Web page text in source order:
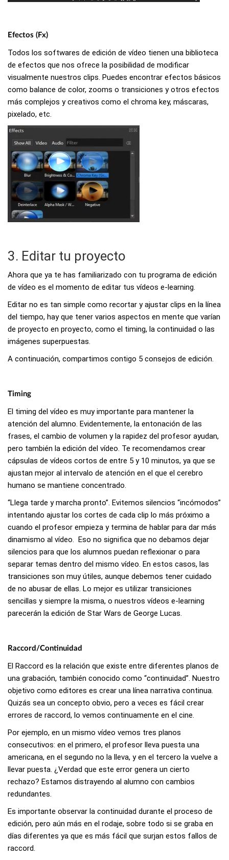
Efectos (Fx)
Todos los softwares de edición de vídeo tienen una biblioteca
de efectos que nos ofrece la posibilidad de modificar
visualmente nuestros clips. Puedes encontrar efectos básicos
como balance de color, zooms o transiciones y otros efectos
más complejos y creativos como el chroma key, máscaras,
pixelado, etc.
3. Editar tu proyecto
Ahora que ya te has familiarizado con tu programa de edición
de vídeo es el momento de editar tus vídeos e-learning.
Editar no es tan simple como recortar y ajustar clips en la línea
del tiempo, hay que tener varios aspectos en mente que varían
de proyecto en proyecto, como el timing, la continuidad o las
imágenes superpuestas.
A continuación, compartimos contigo 5 consejos de edición.
Timing
El timing del vídeo es muy importante para mantener la
atención del alumno. Evidentemente, la entonación de las
frases, el cambio de volumen y la rapidez del profesor ayudan,
pero también la edición del vídeo. Te recomendamos crear
cápsulas de vídeos cortos de entre 5 y 10 minutos, ya que se
ajustan mejor al intervalo de atención en el que el cerebro
humano se mantiene concentrado.
“Llega tarde y marcha pronto”. Evitemos silencios “incómodos”
intentando ajustar los cortes de cada clip lo más próximo a
cuando el profesor empieza y termina de hablar para dar más
dinamismo al vídeo. Eso no significa que no debamos dejar
silencios para que los alumnos puedan reflexionar o para
separar temas dentro del mismo vídeo. En estos casos, las
transiciones son muy útiles, aunque debemos tener cuidado
de no abusar de ellas. Lo mejor es utilizar transiciones
sencillas y siempre la misma, o nuestros vídeos e-learning
parecerán la edición de Star Wars de George Lucas.
Raccord/Continuidad
El Raccord es la relación que existe entre diferentes planos de
una grabación, también conocido como “continuidad”. Nuestro
objetivo como editores es crear una línea narrativa continua.
Quizás sea un concepto obvio, pero a veces es fácil crear
errores de raccord, lo vemos continuamente en el cine.
Por ejemplo, en un mismo vídeo vemos tres planos
consecutivos: en el primero, el profesor lleva puesta una
americana, en el segundo no la lleva, y en el tercero la vuelve a
llevar puesta. ¿Verdad que este error genera un cierto
rechazo? Estamos distrayendo al alumno con cambios
redundantes.
Es importante observar la continuidad durante el proceso de
edición, pero aún más en el rodaje, sobre todo si se graba en
días diferentes ya que es más fácil que surjan estos fallos de
raccord.